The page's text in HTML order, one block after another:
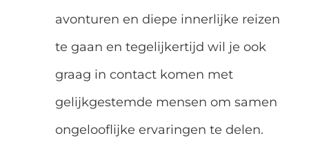
avonturen en diepe innerlijke reizen
te gaan en tegelijkertijd wil je ook
graag in contact komen met
gelijkgestemde mensen om samen
ongelooflijke ervaringen te delen.